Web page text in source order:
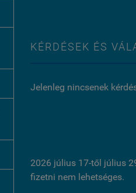
KÉRDÉSEK ÉS
Jelenleg nincsenek
2026 július 17-től július
fizetni nem lehetséges.